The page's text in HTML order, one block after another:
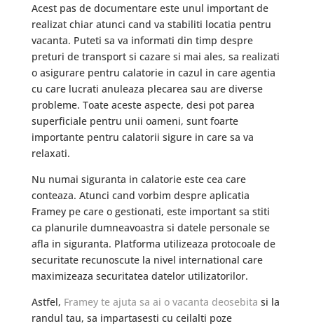
Acest pas de documentare este unul important de
realizat chiar atunci cand va stabiliti locatia pentru
vacanta. Puteti sa va informati din timp despre
preturi de transport si cazare si mai ales, sa realizati
o asigurare pentru calatorie in cazul in care agentia
cu care lucrati anuleaza plecarea sau are diverse
probleme. Toate aceste aspecte, desi pot parea
superficiale pentru unii oameni, sunt foarte
importante pentru calatorii sigure in care sa va
relaxati.
Nu numai siguranta in calatorie este cea care
conteaza. Atunci cand vorbim despre aplicatia
Framey pe care o gestionati, este important sa stiti
ca planurile dumneavoastra si datele personale se
afla in siguranta. Platforma utilizeaza protocoale de
securitate recunoscute la nivel international care
maximizeaza securitatea datelor utilizatorilor.
Astfel, Framey te ajuta sa ai o vacanta deosebita si la
randul tau, sa impartasesti cu ceilalti poze